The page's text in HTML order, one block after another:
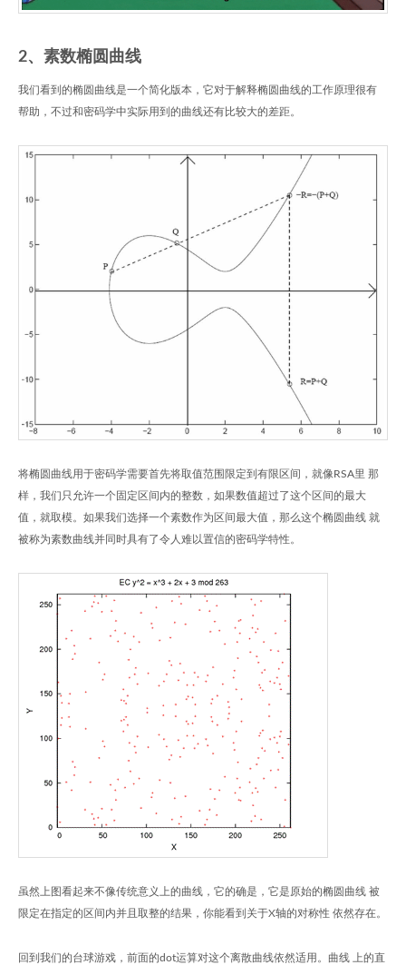
2、素数椭圆曲线
我们看到的椭圆曲线是一个简化版本，它对于解释椭圆曲线的工作原理很有
帮助，不过和密码学中实际用到的曲线还有比较大的差距。
将椭圆曲线用于密码学需要首先将取值范围限定到有限区间，就像RSA里 那
样，我们只允许一个固定区间内的整数，如果数值超过了这个区间的最大
值，就取模。如果我们选择一个素数作为区间最大值，那么这个椭圆曲线 就
被称为素数曲线并同时具有了令人难以置信的密码学特性。
虽然上图看起来不像传统意义上的曲线，它的确是，它是原始的椭圆曲线 被
限定在指定的区间内并且取整的结果，你能看到关于X轴的对称性 依然存在。
回到我们的台球游戏，前面的dot运算对这个离散曲线依然适用。曲线 上的直